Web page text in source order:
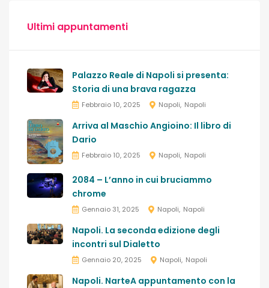
Ultimi appuntamenti
Palazzo Reale di Napoli si presenta:
Storia di una brava ragazza
Febbraio 10, 2025 Napoli Napoli
Arriva al Maschio Angioino: Il libro di
Dario
Febbraio 10, 2025 Napoli Napoli
2084 – L’anno in cui bruciammo
chrome
Gennaio 31, 2025 Napoli Napoli
Napoli. La seconda edizione degli
incontri sul Dialetto
Gennaio 20, 2025 Napoli Napoli
Napoli. NarteA appuntamento con la